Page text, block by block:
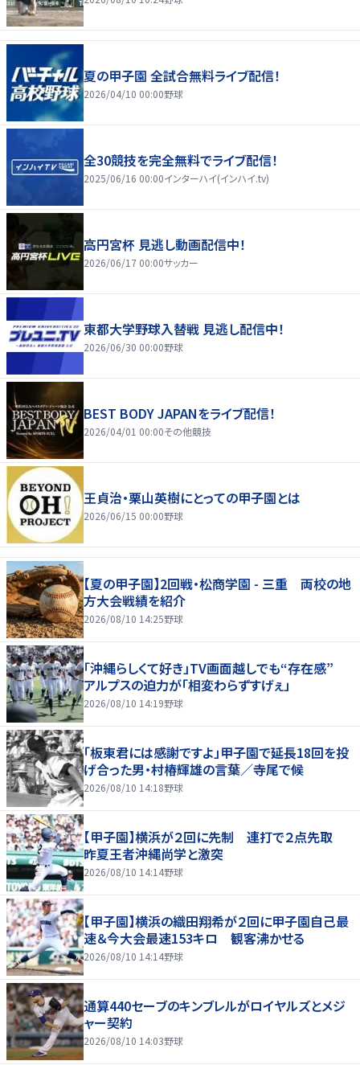
夏の甲子園 全試合無料ライブ配信！
2026/04/10 00:00野球
全30競技を完全無料でライブ配信！
2025/06/16 00:00インターハイ(インハイ.tv)
高円宮杯 見逃し動画配信中！
2026/06/17 00:00サッカー
東都大学野球入替戦 見逃し配信中！
2026/06/30 00:00野球
BEST BODY JAPANをライブ配信！
2026/04/01 00:00その他競技
王貞治・栗山英樹にとっての甲子園とは
2026/06/15 00:00野球
【夏の甲子園】2回戦・松商学園 - 三重 両校の地
方大会戦績を紹介
2026/08/10 14:25野球
「沖縄らしくて好き」TV画面越しでも“存在感”
アルプスの迫力が「相変わらずすげぇ」
2026/08/10 14:19野球
「板東君には感謝ですよ」甲子園で延長18回を投
げ合った男・村椿輝雄の言葉／寺尾で候
2026/08/10 14:18野球
【甲子園】横浜が２回に先制 連打で２点先取
昨夏王者沖縄尚学と激突
2026/08/10 14:14野球
【甲子園】横浜の織田翔希が２回に甲子園自己最
速＆今大会最速153キロ 観客沸かせる
2026/08/10 14:14野球
通算440セーブのキンブレルがロイヤルズとメジ
ャー契約
2026/08/10 14:03野球